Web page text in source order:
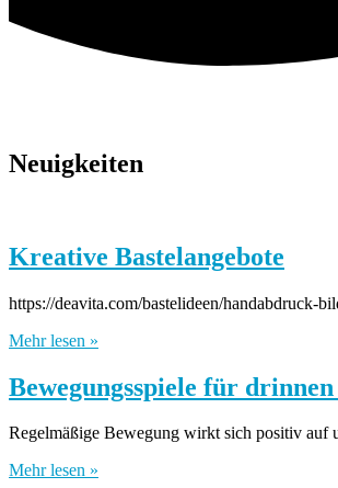
Neuigkeiten
Kreative Bastelangebote
https://deavita.com/bastelideen/handabdruck-
Mehr lesen »
Bewegungsspiele für
Regelmäßige Bewegung wirkt sich positiv auf
Mehr lesen »